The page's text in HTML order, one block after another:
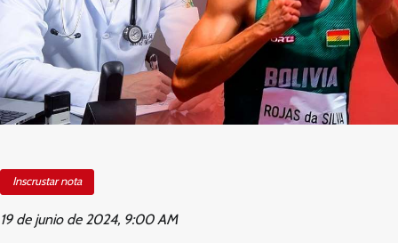
Inscrustar nota
19 de junio de 2024, 9:00 AM